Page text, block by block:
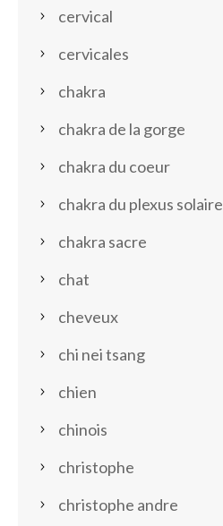
cervical
cervicales
chakra
chakra de la gorge
chakra du coeur
chakra du plexus solaire
chakra sacre
chat
cheveux
chi nei tsang
chien
chinois
christophe
christophe andre